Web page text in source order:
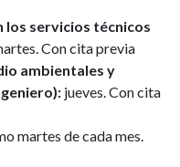
los servicios técnicos
Con cita previa
ambientales y
jueves. Con cita
martes de cada mes.